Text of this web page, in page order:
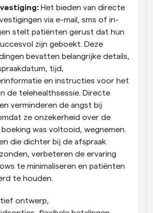
Het bieden van directe
via e-mail, sms of in-
stelt patiënten gerust dat hun
zijn geboekt. Deze
bevatten belangrijke details,
tijd,
en instructies voor het
de telehealthsessie. Directe
verminderen de angst bij
ze onzekerheid over de
was voltooid, wegnemen.
die dichter bij de afspraak
verbeteren de ervaring
te minimaliseren en patiënten
te houden.
ontwerp,